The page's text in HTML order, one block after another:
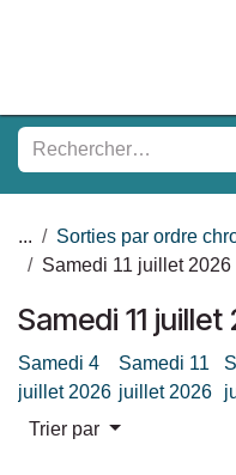
...
Sorties par ordre
Samedi 11 juillet 2026
Samedi 11 juillet
Samedi 4
juillet 2026
Samedi 11
juillet 2026
Trier par